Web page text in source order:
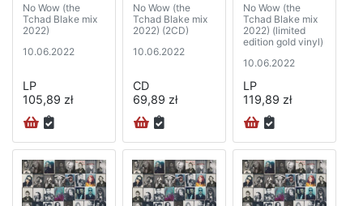
No Wow (the
Tchad Blake mix
2022)
10.06.2022
LP
105,89 zł
No Wow (the
Tchad Blake mix
2022) (2CD)
10.06.2022
CD
69,89 zł
No Wow (the
Tchad Blake mix
2022) (limited
edition gold vinyl)
10.06.2022
LP
119,89 zł